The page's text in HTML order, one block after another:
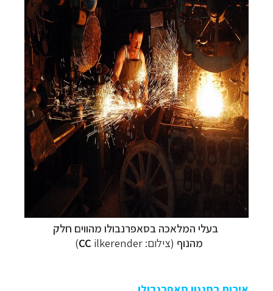
בעלי המלאכהבסאפרנבולו מהווים חלק
מהנוף (צילום: CC ilkerender)